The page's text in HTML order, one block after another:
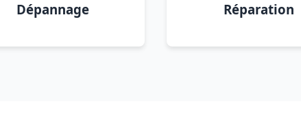
Dépannage Réparation